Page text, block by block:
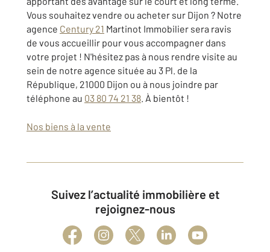
Vous souhaitez vendre ou acheter sur Dijon ? Notre
agence Century 21 Martinot Immobilier sera ravis
de vous accueillir pour vous accompagner dans
votre projet ! N'hésitez pas à nous rendre visite au
sein de notre agence située au 3 Pl. de la
République, 21000 Dijon ou à nous joindre par
téléphone au 03 80 74 21 38. À bientôt !
Nos biens à la vente
Suivez l’actualité immobilière et
rejoignez-nous